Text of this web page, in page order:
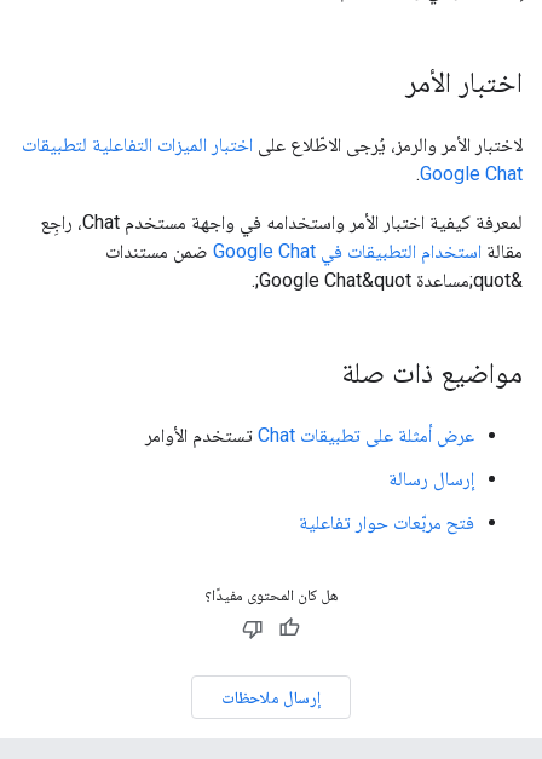
اختبار الأمر
لاختبار الأمر والرمز، يُرجى الاطّلاع على اختبار الميزات التفاعلية لتطبيقات
Google Chat
.
لمعرفة كيفية اختبار الأمر واستخدامه في واجهة مستخدم Chat، راجِع
مقالة استخدام التطبيقات في Google Chat
ضمن مستندات
&quot;مساعدة Google Chat&quot;.
مواضيع ذات صلة
عرض أمثلة على تطبيقات Chat
تستخدم الأوامر
إرسال رسالة
فتح مربّعات حوار تفاعلية
هل كان المحتوى مفيدًا؟
إرسال ملاحظات